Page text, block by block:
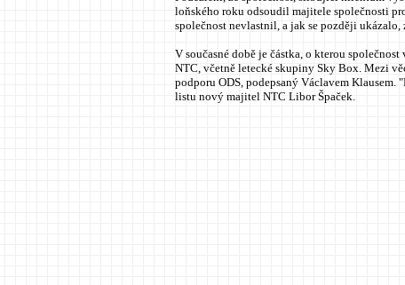
loňského roku odsoudil majitele společnosti
společnost nevlastnil, a jak se později
V současné době je částka, o kterou
NTC, včetně letecké skupiny Sky Box. Mezi
podporu ODS, podepsaný Václavem
listu nový majitel NTC Libor Špaček.